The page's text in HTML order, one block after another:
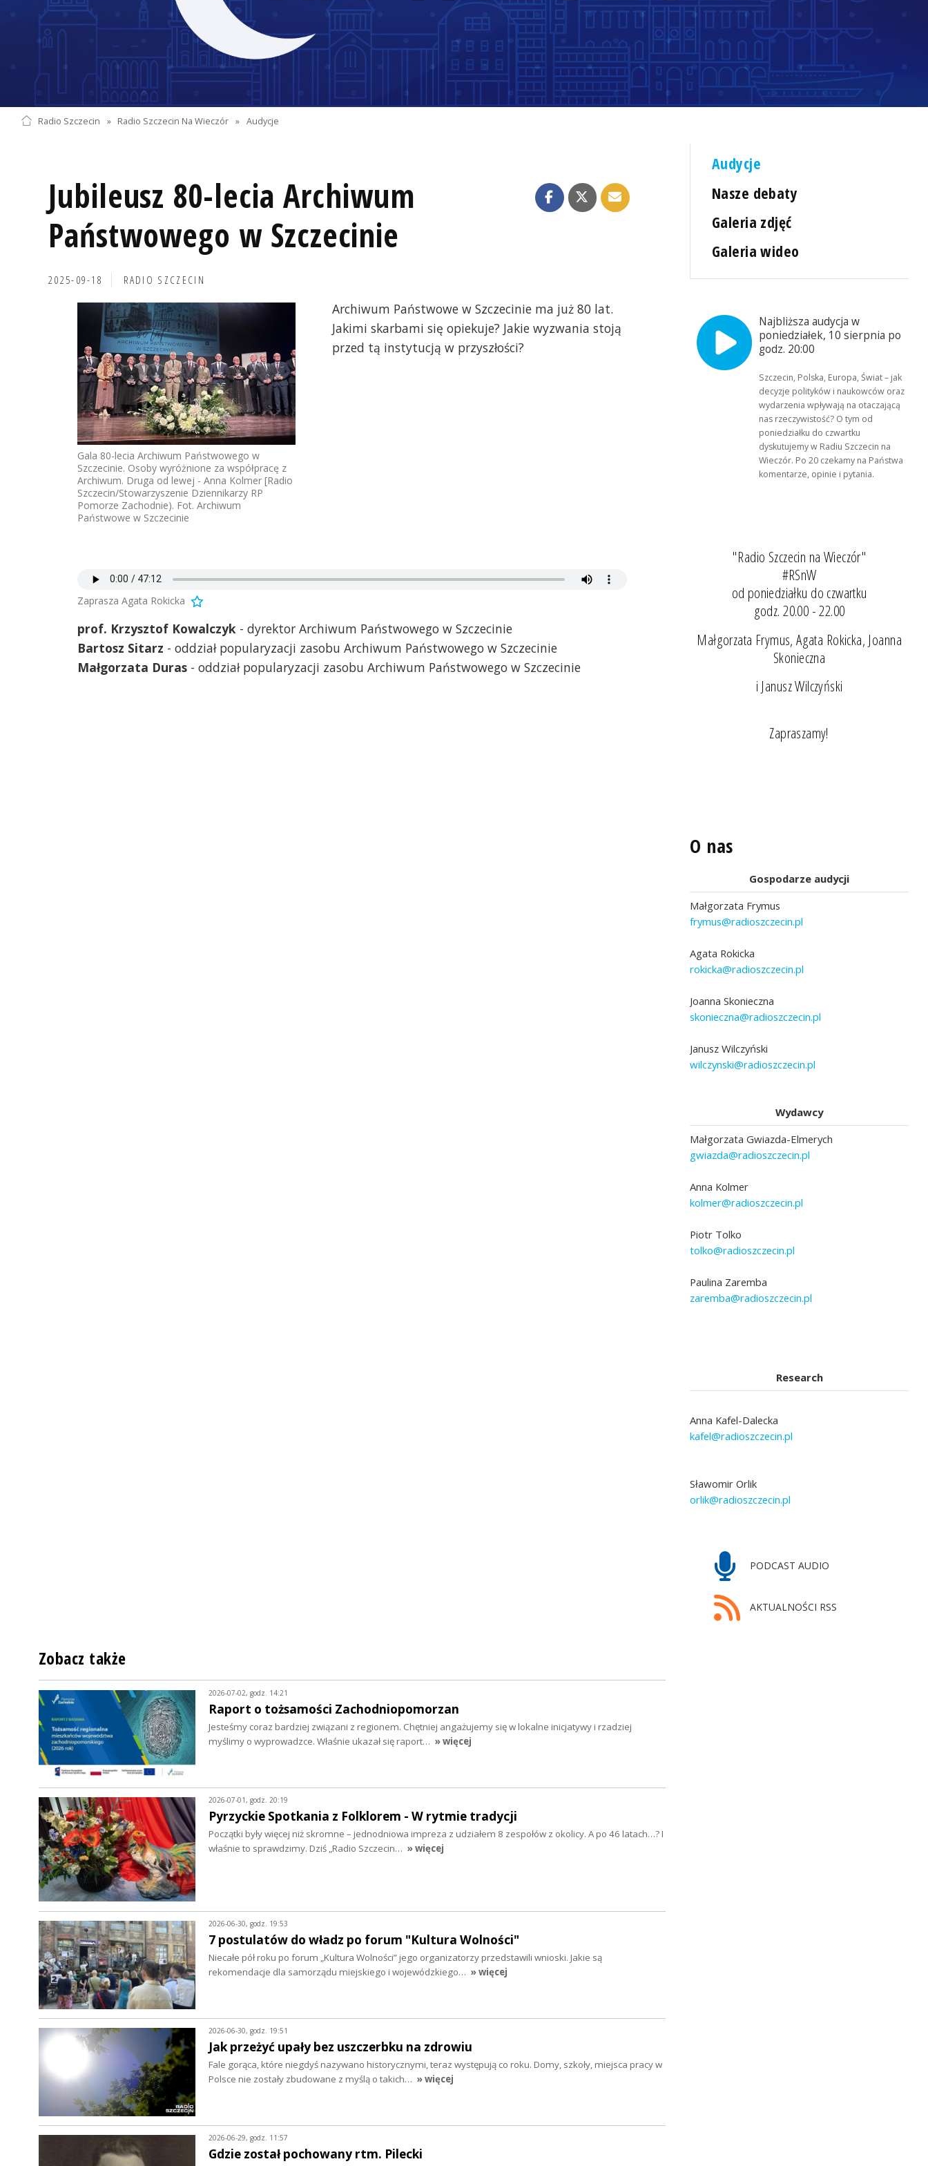
Radio Szczecin » Radio Szczecin Na Wieczór » Audycje
Jubileusz 80-lecia Archiwum
Państwowego w Szczecinie
2025-09-18 RADIO SZCZECIN
Gala 80-lecia Archiwum Państwowego w
Szczecinie. Osoby wyróżnione za współpracę z
Archiwum. Druga od lewej - Anna Kolmer [Radio
Szczecin/Stowarzyszenie Dziennikarzy RP
Pomorze Zachodnie). Fot. Archiwum
Państwowe w Szczecinie
Archiwum Państwowe w Szczecinie ma już 80 lat.
Jakimi skarbami się opiekuje? Jakie wyzwania stoją
przed tą instytucją w przyszłości?
Zaprasza Agata Rokicka
prof. Krzysztof Kowalczyk - dyrektor Archiwum Państwowego w Szczecinie
Bartosz Sitarz - oddział popularyzacji zasobu Archiwum Państwowego w Szczecinie
Małgorzata Duras - oddział popularyzacji zasobu Archiwum Państwowego w Szczecinie
Audycje
Nasze debaty
Galeria zdjęć
Galeria wideo
Najbliższa audycja w
poniedziałek, 10 sierpnia po
godz. 20:00
Szczecin, Polska, Europa, Świat – jak
decyzje polityków i naukowców oraz
wydarzenia wpływają na otaczającą
nas rzeczywistość? O tym od
poniedziałku do czwartku
dyskutujemy w Radiu Szczecin na
Wieczór. Po 20 czekamy na Państwa
komentarze, opinie i pytania.
"Radio Szczecin na Wieczór"
#RSnW
od poniedziałku do czwartku
godz. 20.00 - 22.00
Małgorzata Frymus, Agata Rokicka, Joanna
Skonieczna
i Janusz Wilczyński
Zapraszamy!
O nas
Gospodarze audycji
Małgorzata Frymus
frymus@radioszczecin.pl
Agata Rokicka
rokicka@radioszczecin.pl
Joanna Skonieczna
skonieczna@radioszczecin.pl
Janusz Wilczyński
wilczynski@radioszczecin.pl
Wydawcy
Małgorzata Gwiazda-Elmerych
gwiazda@radioszczecin.pl
Anna Kolmer
kolmer@radioszczecin.pl
Piotr Tolko
tolko@radioszczecin.pl
Paulina Zaremba
zaremba@radioszczecin.pl
Research
Anna Kafel-Dalecka
kafel@radioszczecin.pl
Sławomir Orlik
orlik@radioszczecin.pl
PODCAST AUDIO
AKTUALNOŚCI RSS
Zobacz także
2026-07-02, godz. 14:21
Raport o tożsamości Zachodniopomorzan
Jesteśmy coraz bardziej związani z regionem. Chętniej angażujemy się w lokalne inicjatywy i rzadziej
myślimy o wyprowadzce. Właśnie ukazał się raport… » więcej
2026-07-01, godz. 20:19
Pyrzyckie Spotkania z Folklorem - W rytmie tradycji
Początki były więcej niż skromne – jednodniowa impreza z udziałem 8 zespołów z okolicy. A po 46 latach…? I
właśnie to sprawdzimy. Dziś „Radio Szczecin… » więcej
2026-06-30, godz. 19:53
7 postulatów do władz po forum "Kultura Wolności"
Niecałe pół roku po forum „Kultura Wolności” jego organizatorzy przedstawili wnioski. Jakie są
rekomendacje dla samorządu miejskiego i wojewódzkiego… » więcej
2026-06-30, godz. 19:51
Jak przeżyć upały bez uszczerbku na zdrowiu
Fale gorąca, które niegdyś nazywano historycznymi, teraz występują co roku. Domy, szkoły, miejsca pracy w
Polsce nie zostały zbudowane z myślą o takich… » więcej
2026-06-29, godz. 11:57
Gdzie został pochowany rtm. Pilecki